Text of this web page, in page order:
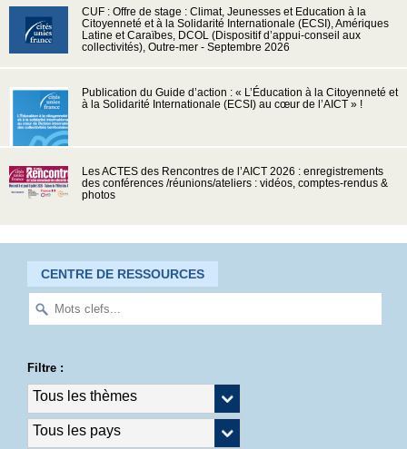
CUF : Offre de stage : Climat, Jeunesses et Education à la
Citoyenneté et à la Solidarité Internationale (ECSI), Amériques
Latine et Caraïbes, DCOL (Dispositif d’appui-conseil aux
collectivités), Outre-mer - Septembre 2026
Publication du Guide d’action : « L’Éducation à la Citoyenneté et
à la Solidarité Internationale (ECSI) au cœur de l’AICT » !
Les ACTES des Rencontres de l’AICT 2026 : enregistrements
des conférences /réunions/ateliers : vidéos, comptes-rendus &
photos
CENTRE DE RESSOURCES
Filtre :